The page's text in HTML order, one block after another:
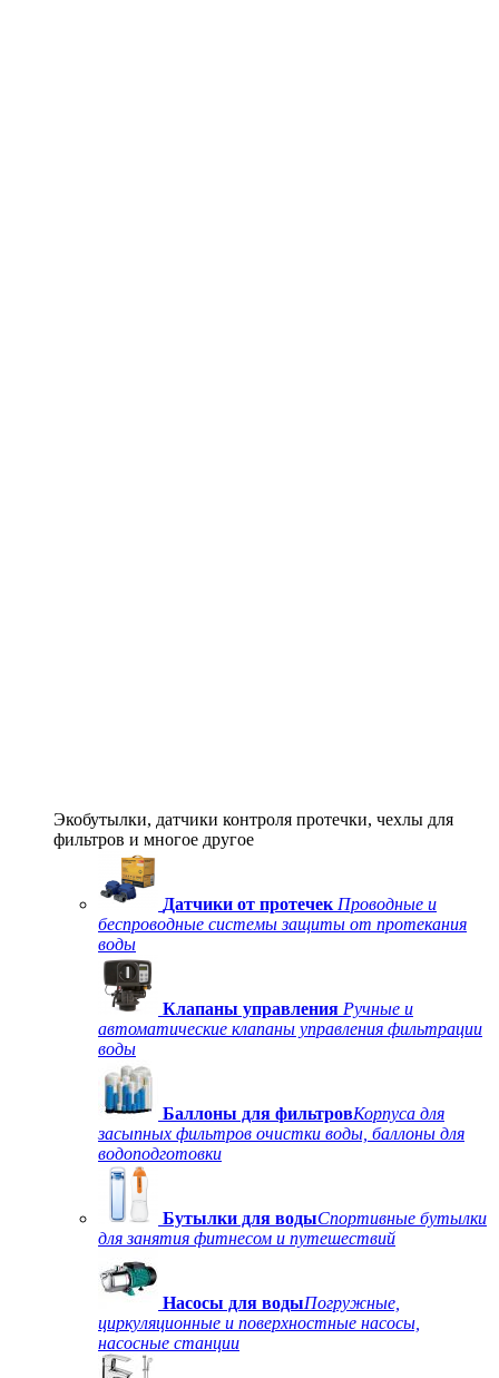
Экобутылки, датчики контроля протечки, чехлы для
фильтров и многое другое
Датчики от протечек Проводные и
беспроводные системы защиты от протекания
воды
Клапаны управления Ручные и
автоматические клапаны управления фильтрации
воды
Баллоны для фильтровКорпуса для
засыпных фильтров очистки воды, баллоны для
водоподготовки
Бутылки для водыСпортивные бутылки
для занятия фитнесом и путешествий
Насосы для водыПогружные,
циркуляционные и поверхностные насосы,
насосные станции